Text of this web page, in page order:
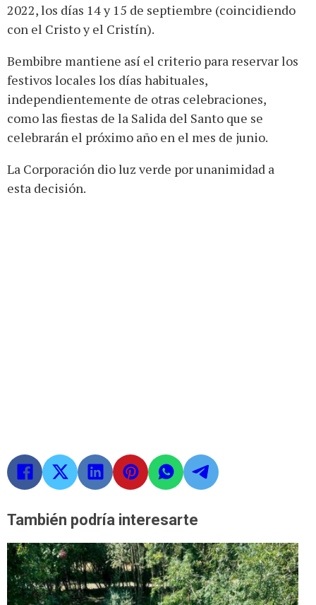
2022, los días 14 y 15 de septiembre (coincidiendo
con el Cristo y el Cristín).
Bembibre mantiene así el criterio para reservar los
festivos locales los días habituales,
independientemente de otras celebraciones,
como las fiestas de la Salida del Santo que se
celebrarán el próximo año en el mes de junio.
La Corporación dio luz verde por unanimidad a
esta decisión.
También podría interesarte